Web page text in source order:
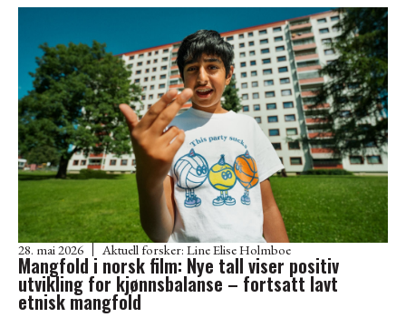
28. mai 2026 Aktuell forsker: Line Elise Holmboe
Mangfold i norsk film: Nye tall viser positiv
utvikling for kjønnsbalanse – fortsatt lavt
etnisk mangfold